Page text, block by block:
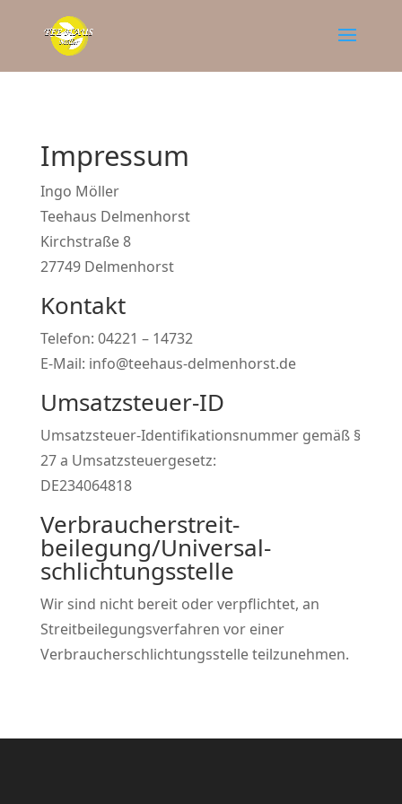
Impressum
Ingo Möller
Teehaus Delmenhorst
Kirchstraße 8
27749 Delmenhorst
Kontakt
Telefon: 04221 – 14732
E-Mail: info@teehaus-delmenhorst.de
Umsatzsteuer-ID
Umsatzsteuer-Identifikationsnummer gemäß §
27 a Umsatzsteuergesetz:
DE234064818
Verbraucher­streit­
beilegung/Universal­
schlichtungs­stelle
Wir sind nicht bereit oder verpflichtet, an
Streitbeilegungsverfahren vor einer
Verbraucherschlichtungsstelle teilzunehmen.